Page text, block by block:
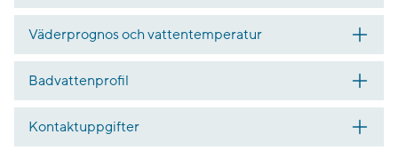
Väderprognos och vattentemperatur
Badvattenprofil
Kontaktuppgifter